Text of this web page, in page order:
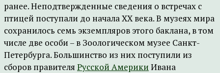
ранее. Неподтвержденные сведения о встречах с
птицей поступали до начала XX века. В музеях мира
сохранилось семь экземпляров этого баклана, в том
числе две особи – в Зоологическом музее Санкт-
Петербурга. Большинство из них поступили из
сборов правителя Русской Америки Ивана